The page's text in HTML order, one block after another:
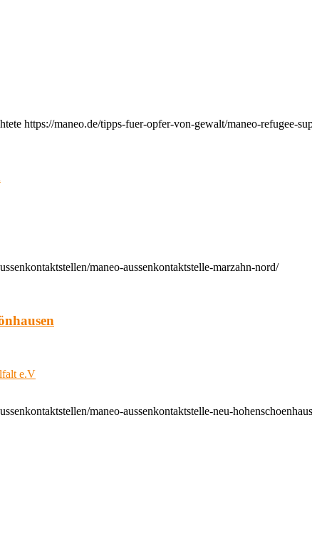
https://maneo.de/tipps-fuer-opfer-von-gewalt/maneo-refugee-
maneo-aussenkontaktstelle-marzahn-nord/
e.V
maneo-aussenkontaktstelle-neu-